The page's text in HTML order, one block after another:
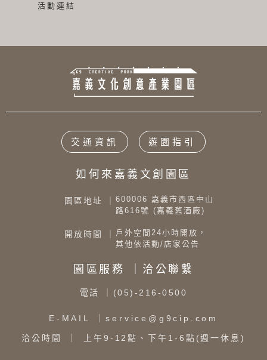
活動連結
交通資訊 遊園指引
如何來嘉義文創園區
園區地址 ｜ 600006 嘉義市西區中山
路616號 (嘉義舊酒廠)
開放時間 ｜ 戶外空間24小時開放，
其他依活動/店家公告
園區服務 ｜洽公聯繫
電話 ｜(05)-216-0500
E-MAIL ｜service@g9cip.com
洽公時間 ｜ 上午9-12點、下午1-6點(週一休息)